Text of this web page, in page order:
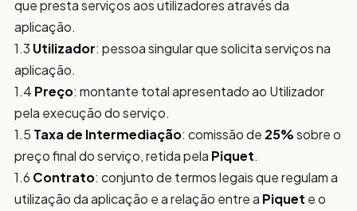
que presta serviços aos utilizadores através da
aplicação.
1.3 Utilizador: pessoa singular que solicita serviços na
aplicação.
1.4 Preço: montante total apresentado ao Utilizador
pela execução do serviço.
1.5 Taxa de Intermediação: comissão de 25%sobre o
preço final do serviço, retida pela Piquet.
1.6 Contrato: conjunto de termos legais que regulam a
utilização da aplicação e a relação entre a Piquet e o